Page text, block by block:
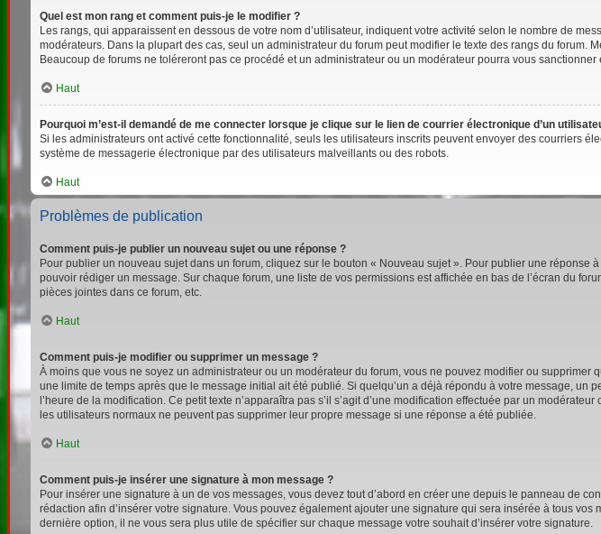
Quel est mon rang et comment puis-je le modifier ?
Les rangs, qui apparaissent en dessous de votre nom d’utilisateur, indiquent votre activité selon le nombre de
modérateurs. Dans la plupart des cas, seul un administrateur du forum peut modifier le texte des rangs du
Beaucoup de forums ne toléreront pas ce procédé et un administrateur ou un modérateur pourra vous
Haut
Pourquoi m’est-il demandé de me connecter lorsque je clique sur le lien de courrier électronique d’un
Si les administrateurs ont activé cette fonctionnalité, seuls les utilisateurs inscrits peuvent envoyer des courriers
système de messagerie électronique par des utilisateurs malveillants ou des robots.
Haut
Problèmes de publication
Comment puis-je publier un nouveau sujet ou une réponse ?
Pour publier un nouveau sujet dans un forum, cliquez sur le bouton « Nouveau sujet ». Pour publier une
pouvoir rédiger un message. Sur chaque forum, une liste de vos permissions est affichée en bas de l’écran du
pièces jointes dans ce forum, etc.
Haut
Comment puis-je modifier ou supprimer un message ?
À moins que vous ne soyez un administrateur ou un modérateur du forum, vous ne pouvez modifier ou
une limite de temps après que le message initial ait été publié. Si quelqu’un a déjà répondu à votre message,
l’heure de la modification. Ce petit texte n’apparaîtra pas s’il s’agit d’une modification effectuée par un
les utilisateurs normaux ne peuvent pas supprimer leur propre message si une réponse a été publiée.
Haut
Comment puis-je insérer une signature à mon message ?
Pour insérer une signature à un de vos messages, vous devez tout d’abord en créer une depuis le panneau de
rédaction afin d’insérer votre signature. Vous pouvez également ajouter une signature qui sera insérée à tous
dernière option, il ne vous sera plus utile de spécifier sur chaque message votre souhait d’insérer votre signature.